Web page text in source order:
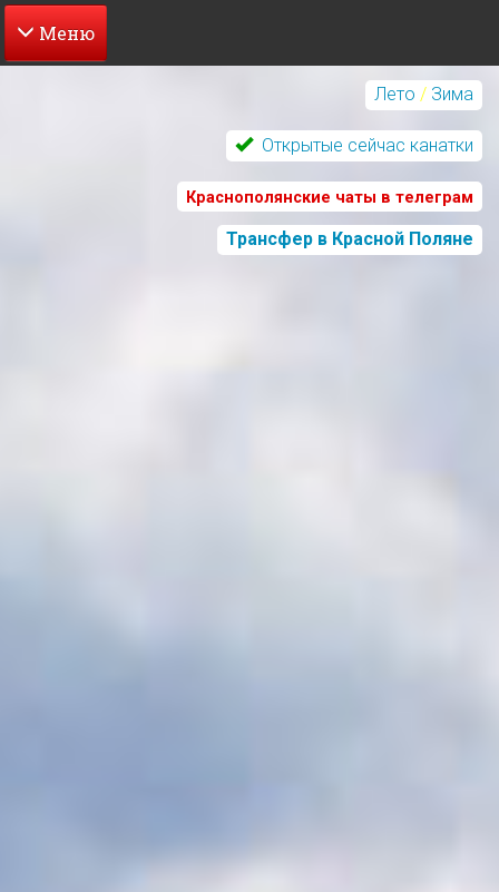
Перейти
Лето / Зима
Открытые сейчас канатки
Краснополянские чаты в телеграм
Трансфер в Красной Поляне